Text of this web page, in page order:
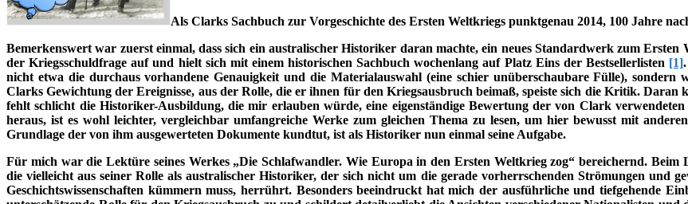
Als Clarks Sachbuch zur Vorgeschichte des Ersten Weltkriegs punktgenau 2014, 100 Jahre
Bemerkenswert war zuerst einmal, dass sich ein australischer Historiker daran machte, ein neues Standardwerk zum
der Kriegsschuldfrage auf und hielt sich mit einem historischen Sachbuch wochenlang auf Platz Eins der Bestsellerlisten [1]
nicht etwa die durchaus vorhandene Genauigkeit und die Materialauswahl (eine schier unüberschaubare Fülle),
Clarks Gewichtung der Ereignisse, aus der Rolle, die er ihnen für den Kriegsausbruch beimaß, speiste sich die Kritik.
fehlt schlicht die Historiker-Ausbildung, die mir erlauben würde, eine eigenständige Bewertung der von Clark
heraus, ist es wohl leichter, vergleichbar umfangreiche Werke zum gleichen Thema zu lesen, um hier bewusst mit
Grundlage der von ihm ausgewerteten Dokumente kundtut, ist als Historiker nun einmal seine Aufgabe.
Für mich war die Lektüre seines Werkes „Die Schlafwandler. Wie Europa in den Ersten Weltkrieg zog“ bereichernd. Beim
die vielleicht aus seiner Rolle als australischer Historiker, der sich nicht um die gerade vorherrschenden Strömungen und
Geschichtswissenschaften kümmern muss, herrührt. Besonders beeindruckt hat mich der ausführliche und tiefgehende